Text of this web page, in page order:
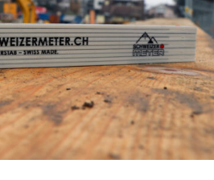
eines Doppelmeters